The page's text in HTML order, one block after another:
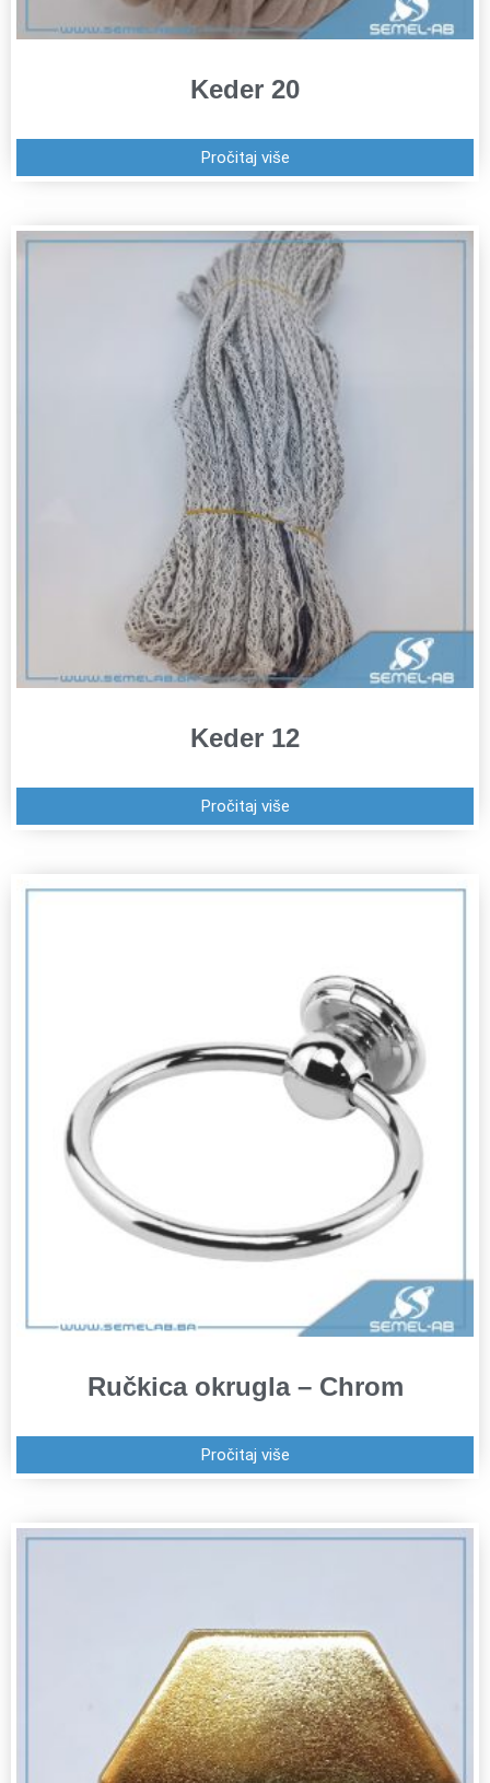
Keder 20
Pročitaj više
Keder 12
Pročitaj više
Ručkica okrugla – Chrom
Pročitaj više